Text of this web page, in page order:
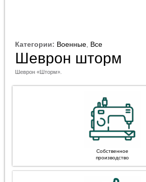
Категории: Военные Все
Шеврон шторм
Шеврон «Шторм».
Собственное
производство